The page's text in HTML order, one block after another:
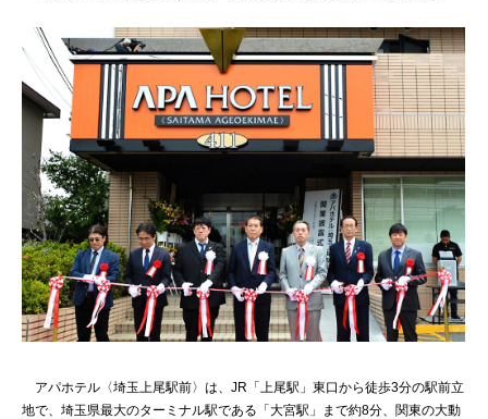
アパホテル〈埼玉上尾駅前〉は、JR「上尾駅」東口から徒歩3分の駅前立
地で、埼玉県最大のターミナル駅である「大宮駅」まで約8分、関東の大動